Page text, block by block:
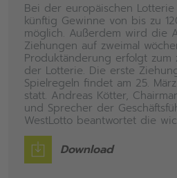
Bei der europäischen
künftig Gewinne von bis zu
möglich. Außerdem wird die
Ziehungen auf zweimal
Produktänderung erfolgt zum
der Lotterie. Die erste
Spielregeln findet am 25.
statt. Andreas Kötter,
und Sprecher der
WestLotto beantwortet die
Download